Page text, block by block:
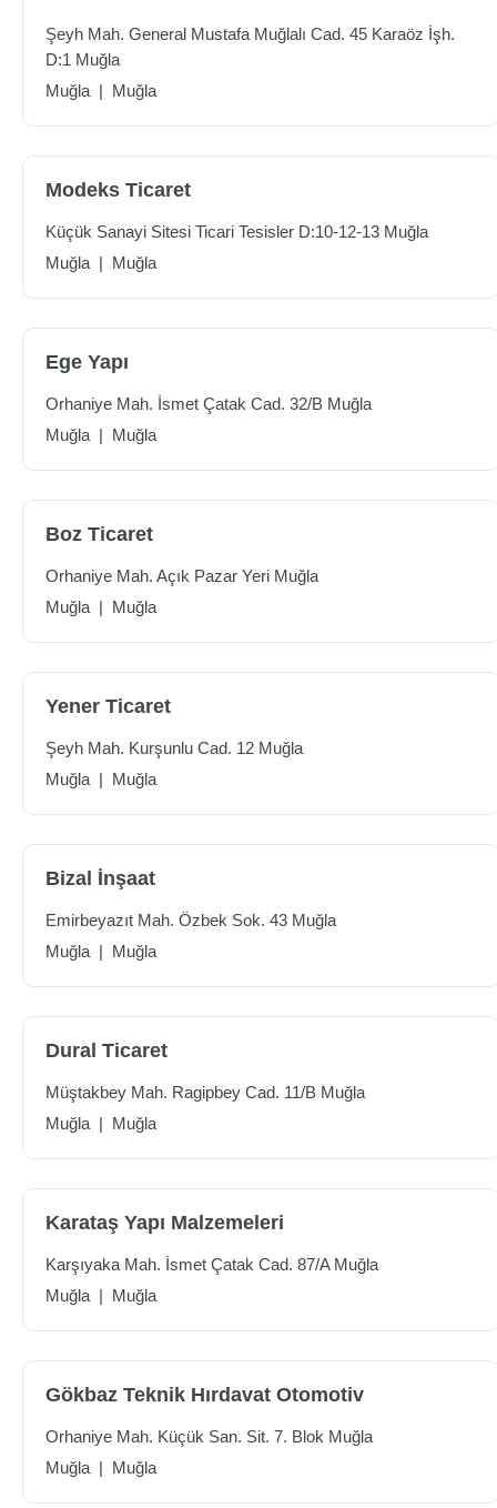
Şeyh Mah. General Mustafa Muğlalı Cad. 45 Karaöz İşh.
D:1 Muğla
Muğla | Muğla
Modeks Ticaret
Küçük Sanayi Sitesi Ticari Tesisler D:10-12-13 Muğla
Muğla | Muğla
Ege Yapı
Orhaniye Mah. İsmet Çatak Cad. 32/B Muğla
Muğla | Muğla
Boz Ticaret
Orhaniye Mah. Açık Pazar Yeri Muğla
Muğla | Muğla
Yener Ticaret
Şeyh Mah. Kurşunlu Cad. 12 Muğla
Muğla | Muğla
Bizal İnşaat
Emirbeyazıt Mah. Özbek Sok. 43 Muğla
Muğla | Muğla
Dural Ticaret
Müştakbey Mah. Ragipbey Cad. 11/B Muğla
Muğla | Muğla
Karataş Yapı Malzemeleri
Karşıyaka Mah. İsmet Çatak Cad. 87/A Muğla
Muğla | Muğla
Gökbaz Teknik Hırdavat Otomotiv
Orhaniye Mah. Küçük San. Sit. 7. Blok Muğla
Muğla | Muğla